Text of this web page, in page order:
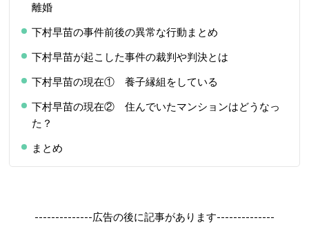
離婚
下村早苗の事件前後の異常な行動まとめ
下村早苗が起こした事件の裁判や判決とは
下村早苗の現在① 養子縁組をしている
下村早苗の現在② 住んでいたマンションはどうなっ
た？
まとめ
--------------広告の後に記事があります--------------